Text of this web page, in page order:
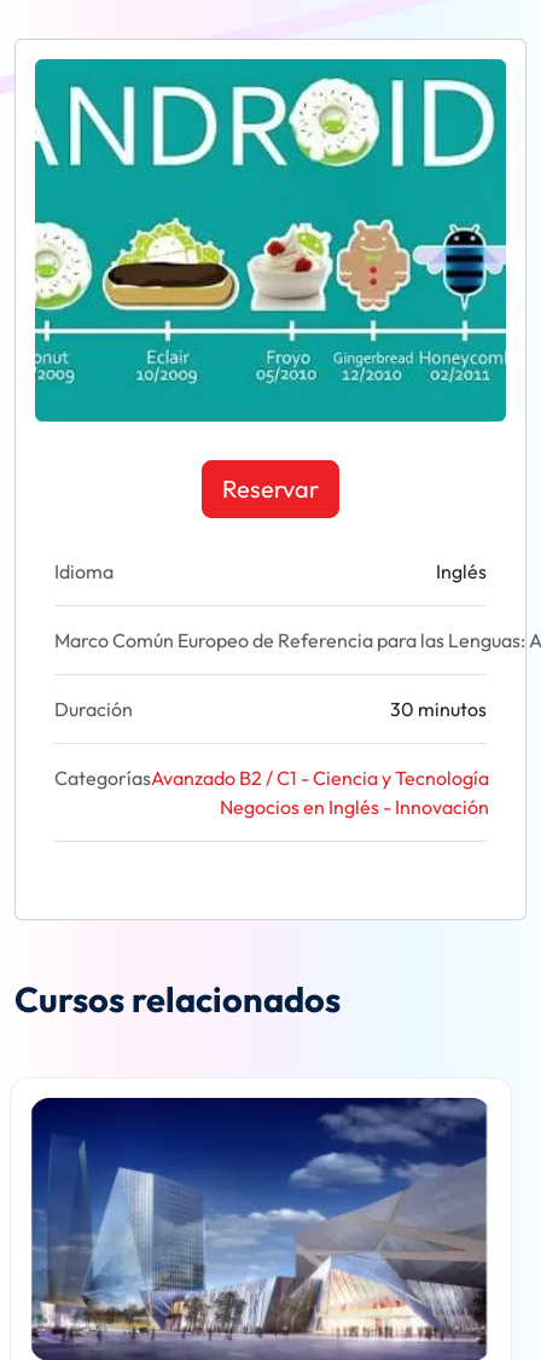
Reservar
Idioma Inglés
Marco Común Europeo de Referencia para las Lenguas:
Duración 30 minutos
CategoríasAvanzado B2 / C1 - Ciencia y Tecnología
Negocios en Inglés - Innovación
Cursos relacionados